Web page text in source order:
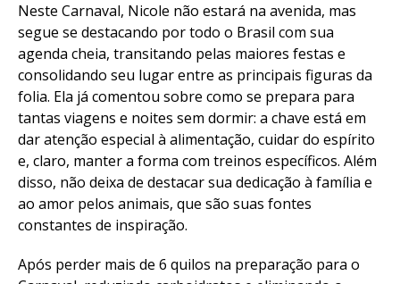
Neste Carnaval, Nicole não estará na avenida, mas
segue se destacando por todo o Brasil com sua
agenda cheia, transitando pelas maiores festas e
consolidando seu lugar entre as principais figuras da
folia. Ela já comentou sobre como se prepara para
tantas viagens e noites sem dormir: a chave está em
dar atenção especial à alimentação, cuidar do espírito
e, claro, manter a forma com treinos específicos. Além
disso, não deixa de destacar sua dedicação à família e
ao amor pelos animais, que são suas fontes
constantes de inspiração.
Após perder mais de 6 quilos na preparação para o